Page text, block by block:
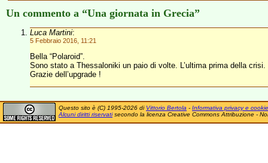
Un commento a “Una giornata in Grecia”
Luca Martini:
5 Febbraio 2016, 11:21
Bella “Polaroid”.
Sono stato a Thessaloniki un paio di volte. L’ultima prima della crisi.
Grazie dell’upgrade !
Questo sito è (C) 1995-2026 di Vittorio Bertola - Informativa privacy e cookie
Alcuni diritti riservatisecondo la licenza Creative Commons Attribuzione -